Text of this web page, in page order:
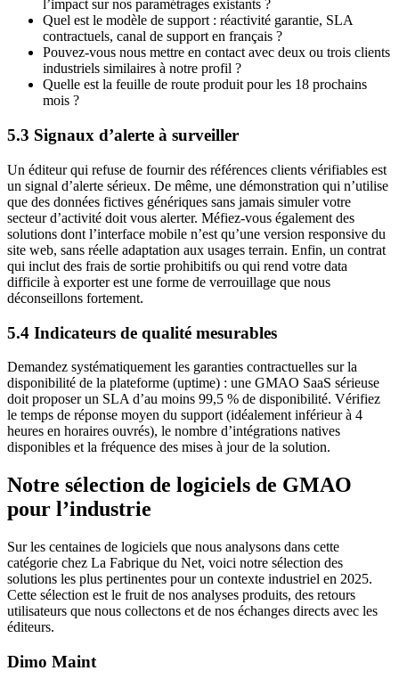
l’impact sur nos paramétrages existants ?
Quel est le modèle de support : réactivité garantie, SLA
contractuels, canal de support en français ?
Pouvez-vous nous mettre en contact avec deux ou trois clients
industriels similaires à notre profil ?
Quelle est la feuille de route produit pour les 18 prochains
mois ?
5.3 Signaux d’alerte à surveiller
Un éditeur qui refuse de fournir des références clients vérifiables est
un signal d’alerte sérieux. De même, une démonstration qui n’utilise
que des données fictives génériques sans jamais simuler votre
secteur d’activité doit vous alerter. Méfiez-vous également des
solutions dont l’interface mobile n’est qu’une version responsive du
site web, sans réelle adaptation aux usages terrain. Enfin, un contrat
qui inclut des frais de sortie prohibitifs ou qui rend votre data
difficile à exporter est une forme de verrouillage que nous
déconseillons fortement.
5.4 Indicateurs de qualité mesurables
Demandez systématiquement les garanties contractuelles sur la
disponibilité de la plateforme (uptime) : une GMAO SaaS sérieuse
doit proposer un SLA d’au moins 99,5 % de disponibilité. Vérifiez
le temps de réponse moyen du support (idéalement inférieur à 4
heures en horaires ouvrés), le nombre d’intégrations natives
disponibles et la fréquence des mises à jour de la solution.
Notre sélection de logiciels de GMAO
pour l’industrie
Sur les centaines de logiciels que nous analysons dans cette
catégorie chez La Fabrique du Net, voici notre sélection des
solutions les plus pertinentes pour un contexte industriel en 2025.
Cette sélection est le fruit de nos analyses produits, des retours
utilisateurs que nous collectons et de nos échanges directs avec les
éditeurs.
Dimo Maint